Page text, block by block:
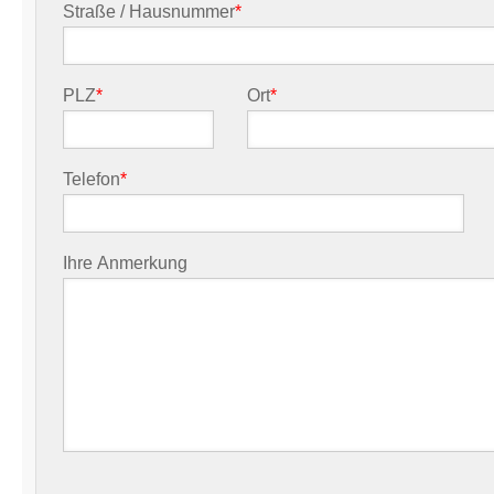
Straße / Hausnummer*
PLZ* Ort*
Telefon*
Ihre Anmerkung